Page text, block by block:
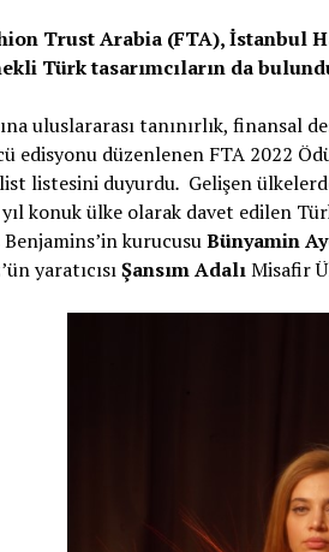
Trust Arabia (FTA), İstanbul
Türk tasarımcıların da
uluslararası tanınırlık, finansal
edisyonu düzenlenen FTA 2022
listesini duyurdu. Gelişen
konuk ülke olarak davet edilen
Benjamins’in kurucusuBünyamin
yaratıcısıŞansım AdalıMisafir